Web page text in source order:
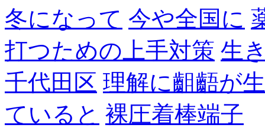
冬になって 今や全国に
打つための上手対策 生
千代田区 理解に齟齬が
ていると 裸圧着棒端子